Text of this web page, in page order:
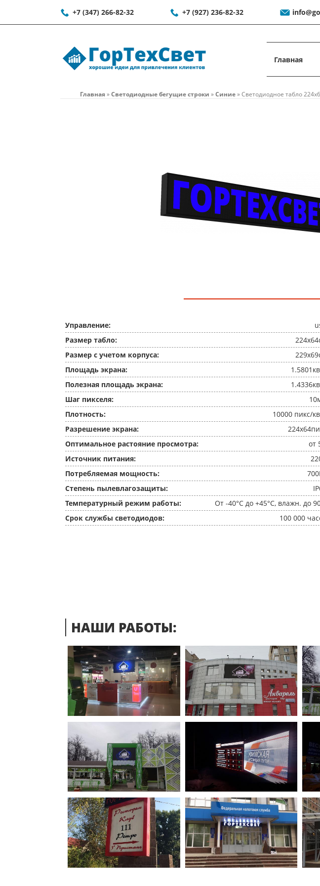
+7 (347) 266-82-32 +7 (927) 236-82-32
Главная
Главная»Светодиодные бегущие строки »Синие»Светодиодное табло
Управление:
Размер табло:
Размер с учетом корпуса:
Площадь экрана:
Полезная площадь экрана:
Шаг пикселя:
Плотность:
10000 пикс/
Разрешение экрана:
Оптимальное растояние просмотра:
от
Источник питания:
Потребляемая мощность:
Степень пылевлагозащиты:
Температурный режим работы:
От -40°C до +45°C, влажн. до
Срок службы светодиодов:
100 000
НАШИ РАБОТЫ: